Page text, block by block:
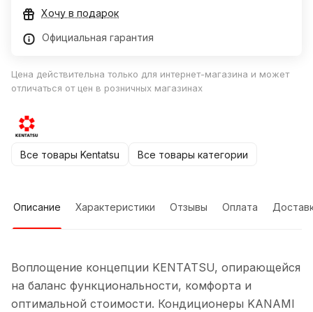
Хочу в подарок
Официальная гарантия
Цена действительна только для интернет-магазина и может
отличаться от цен в розничных магазинах
Все товары Kentatsu Все товары категории
Описание Характеристики Отзывы Оплата
Воплощение концепции KENTATSU, опирающейся
на баланс функциональности, комфорта и
оптимальной стоимости. Кондиционеры KANAMI